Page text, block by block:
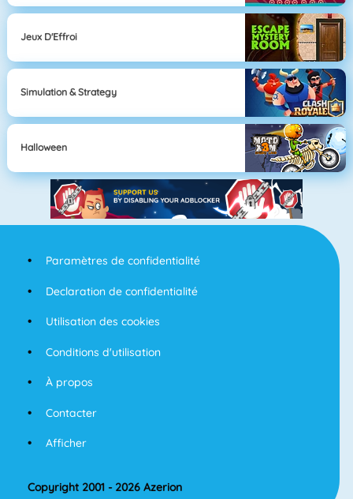
Jeux D'Effroi
Simulation & Strategy
Halloween
Paramètres de confidentialité
Declaration de confidentialité
Utilisation des cookies
Conditions d'utilisation
À propos
Contacter
Afficher
Copyright 2001 - 2026 Azerion